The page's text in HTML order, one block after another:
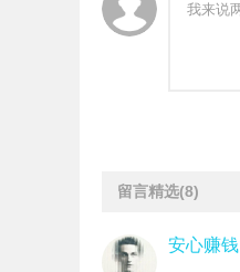
留言精选(8)
安心赚钱